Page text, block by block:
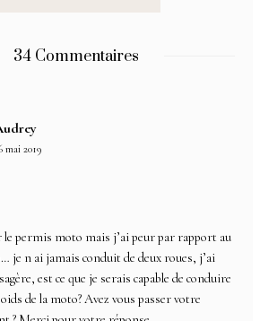
34 Commentaires
mai 2019
le permis moto mais j’ai peur par rapport au
je n ai jamais conduit de deux roues, j’ai
est ce que je serais capable de conduire
de la moto? Avez vous passer votre